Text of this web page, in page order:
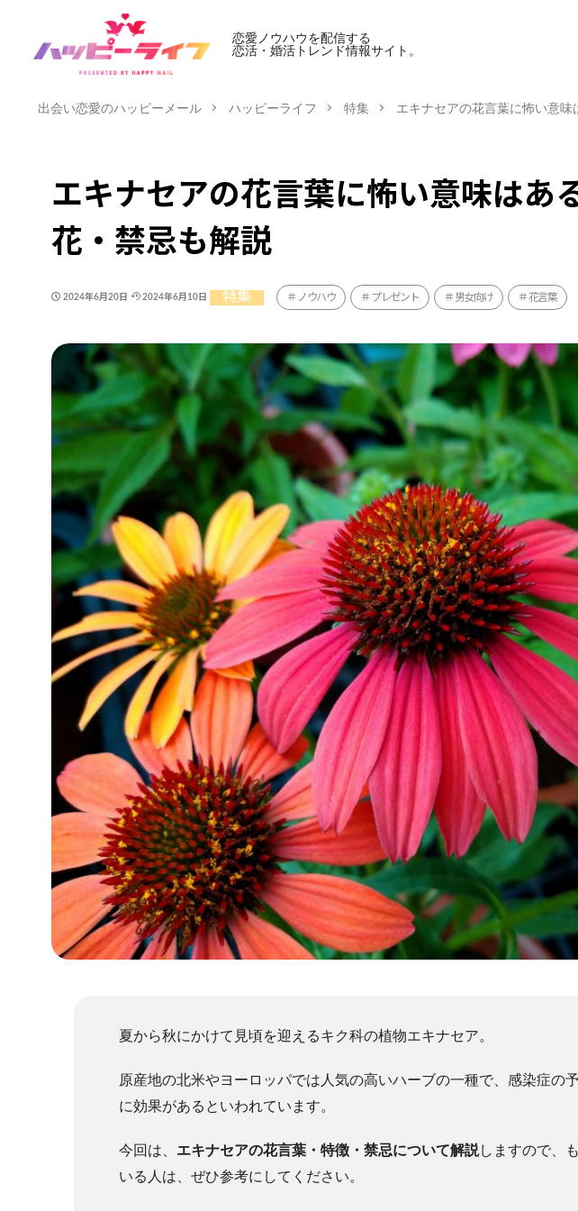
恋愛ノウハウを配信する
恋活・婚活トレンド情報サイト。
出会い恋愛のハッピーメール ハッピーライフ 特集 エキナセアの花言葉に怖い意
エキナセアの花言葉に怖い意味はあ
花・禁忌も解説
2024年6月20日 2024年6月10日 特集 ノウハウ プレゼント 男女向け 花言葉
夏から秋にかけて見頃を迎えるキク科の植物エキナセア。
原産地の北米やヨーロッパでは人気の高いハーブの一種で、感染症の
に効果があるといわれています。
今回は、 エキナセアの花言葉・特徴・禁忌について解説しますので、
いる人は、ぜひ参考にしてください。